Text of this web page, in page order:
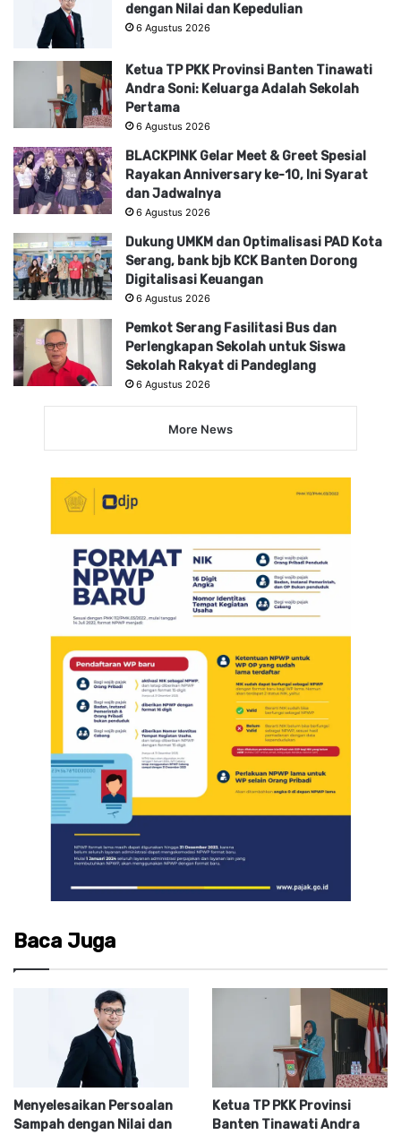
dengan Nilai dan Kepedulian
6 Agustus 2026
Ketua TP PKK Provinsi Banten Tinawati
Andra Soni: Keluarga Adalah Sekolah
Pertama
6 Agustus 2026
BLACKPINK Gelar Meet & Greet Spesial
Rayakan Anniversary ke-10, Ini Syarat
dan Jadwalnya
6 Agustus 2026
Dukung UMKM dan Optimalisasi PAD Kota
Serang, bank bjb KCK Banten Dorong
Digitalisasi Keuangan
6 Agustus 2026
Pemkot Serang Fasilitasi Bus dan
Perlengkapan Sekolah untuk Siswa
Sekolah Rakyat di Pandeglang
6 Agustus 2026
More News
Baca Juga
Menyelesaikan Persoalan
Sampah dengan Nilai dan
Ketua TP PKK Provinsi
Banten Tinawati Andra